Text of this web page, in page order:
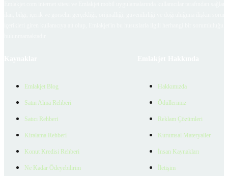
Emlakjet Blog
Satın Alma Rehberi
Satıcı Rehberi
Kiralama Rehberi
Konut Kredisi Rehberi
Ne Kadar Ödeyebilirim
Hakkımızda
Ödüllerimiz
Reklam Çözümleri
Kurumsal Materyaller
İnsan Kaynakları
İletişim